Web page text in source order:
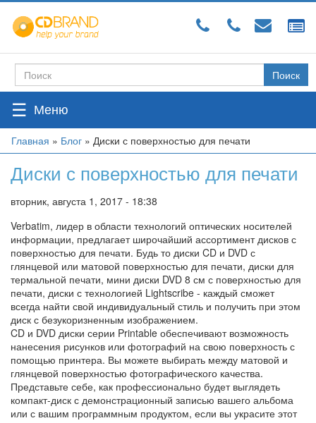
Перейти
основному
Форма
поиска
Поиск
☰
Вы
Главная » Блог » Диски с поверхностью для печати
Диски с поверхностью для печати
вторник, августа 1, 2017 - 18:38
Verbatim, лидер в области технологий оптических носителей
информации, предлагает широчайший ассортимент дисков с
поверхностью для печати. Будь то диски CD и DVD с
глянцевой или матовой поверхностью для печати, диски для
термальной печати, мини диски DVD 8 см с поверхностью для
печати, диски с технологией Lightscribe - каждый сможет
всегда найти свой индивидуальный стиль и получить при этом
диск с безукоризненным изображением.
CD и DVD диски серии Printable обеспечивают возможность
нанесения рисунков или фотографий на свою поверхность с
помощью принтера. Вы можете выбирать между матовой и
глянцевой поверхностью фотографического качества.
Представьте себе, как профессионально будет выглядеть
компакт-диск с демонстрационный записью вашего альбома
или с вашим программным продуктом, если вы украсите этот